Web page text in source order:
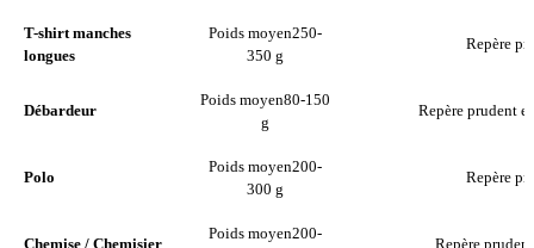
T-shirt manches
longues
Poids moyen250-
350 g
Repère
Débardeur
Poids moyen80-150
g
Repère prudent
Polo
Poids moyen200-
300 g
Repère
Chemise / Chemisier
Poids moyen200-
Repère